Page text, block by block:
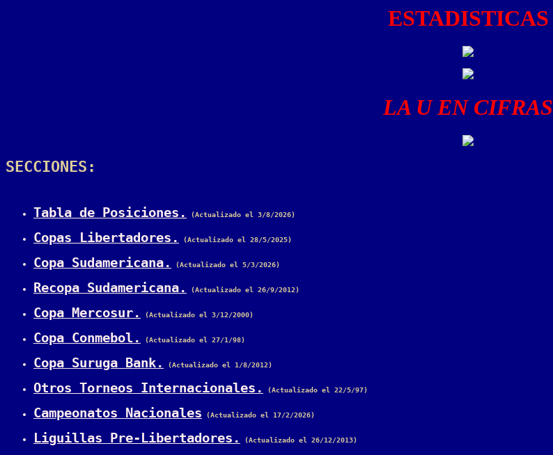
ESTADISTICAS
LA U EN CIFRAS
SECCIONES:
Tabla de Posiciones. (Actualizado el 3/8/2026)
Copas Libertadores. (Actualizado el 28/5/2025)
Copa Sudamericana. (Actualizado el 5/3/2026)
Recopa Sudamericana. (Actualizado el 26/9/2012)
Copa Mercosur. (Actualizado el 3/12/2000)
Copa Conmebol. (Actualizado el 27/1/98)
Copa Suruga Bank. (Actualizado el 1/8/2012)
Otros Torneos Internacionales. (Actualizado el 22/5/97)
Campeonatos Nacionales (Actualizado el 17/2/2026)
Liguillas Pre-Libertadores. (Actualizado el 26/12/2013)